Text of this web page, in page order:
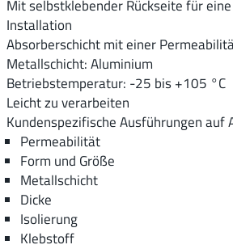
Mit selbstklebender Rückseite für
Installation
Absorberschicht mit einer
Metallschicht: Aluminium
Betriebstemperatur: -25 bis +105 °C
Leicht zu verarbeiten
Kundenspezifische Ausführungen auf
Permeabilität
Form und Größe
Metallschicht
Dicke
Isolierung
Klebstoff